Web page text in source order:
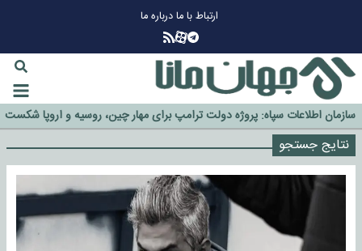
ارتباط با مادرباره ما
گزینه جدایی اوسمار روی میز مدیران پرسپولیس
آیا رئیس جمهور آمریکا قانون را دور می‌زند؟
اخراج رسمی چهره نامدار از پرسپولیس
سازمان اطلاعات سپاه: پروژه دولت ترامپ برای مهار چین، روسیه و اروپا شکست
خورد
نتایج جستجو